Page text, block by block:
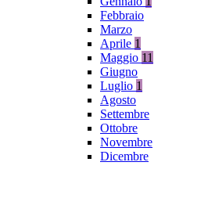
Febbraio
Marzo
Aprile 1
Maggio 11
Giugno
Luglio 1
Agosto
Settembre
Ottobre
Novembre
Dicembre